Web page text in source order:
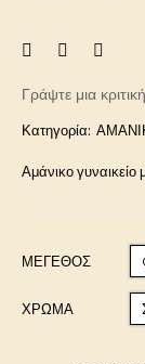
Γράψτε μια κριτική
Κατηγορία:
Αμάνικο
ΜΈΓΕΘΟΣ
ΧΡΩΜΑ